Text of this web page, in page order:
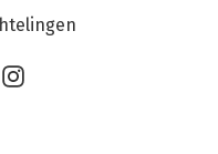
Instagram